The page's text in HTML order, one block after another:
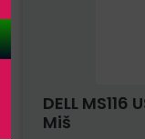
DELL
Miš